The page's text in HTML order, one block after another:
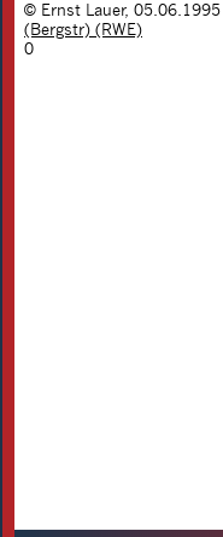
© Ernst Lauer, 05.06.1995
(Bergstr) (RWE)
0